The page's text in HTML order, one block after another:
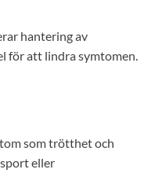
hantering av
för att lindra symtomen.
som trötthet och
eller